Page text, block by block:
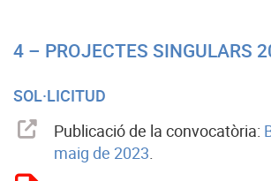
4 – PROJECTES SINGULARS
SOL·LICITUD
Publicació de la convocatòria:
maig de 2023.